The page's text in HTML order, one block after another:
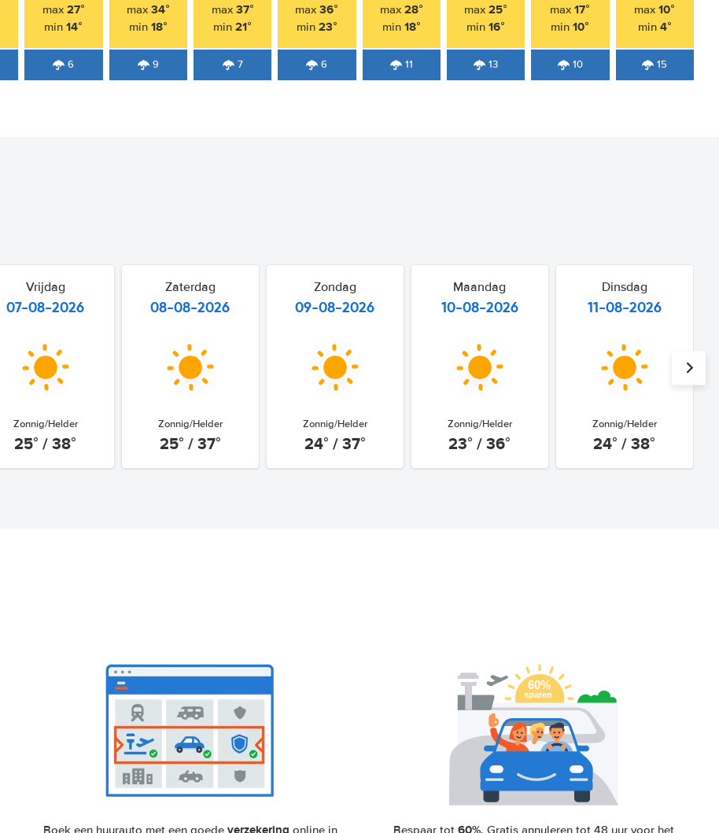
max 27°
min14°
6
max 34°
min 18°
9
max 37°
min21°
7
max36°
min 23°
6
max 28°
min 18°
11
max25°
min16°
13
max17°
min10°
10
max10°
min 4°
15
Vrijdag
07-08-2026
Zonnig/Helder
25° / 38°
Zaterdag
08-08-2026
Zonnig/Helder
25° / 37°
Zondag
09-08-2026
Zonnig/Helder
24° / 37°
Maandag
10-08-2026
Zonnig/Helder
23° / 36°
Dinsdag
11-08-2026
Zonnig/Helder
24° / 38°
Boek een huurauto met een goede
online in
Bespaar tot
. Gratis annuleren tot 48 uur voor het